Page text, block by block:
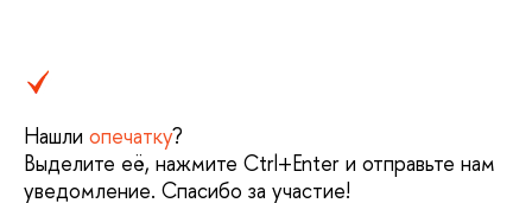
Нашли опечатку?
Выделите её, нажмите Ctrl+Enter и отправьте нам
уведомление. Спасибо за участие!